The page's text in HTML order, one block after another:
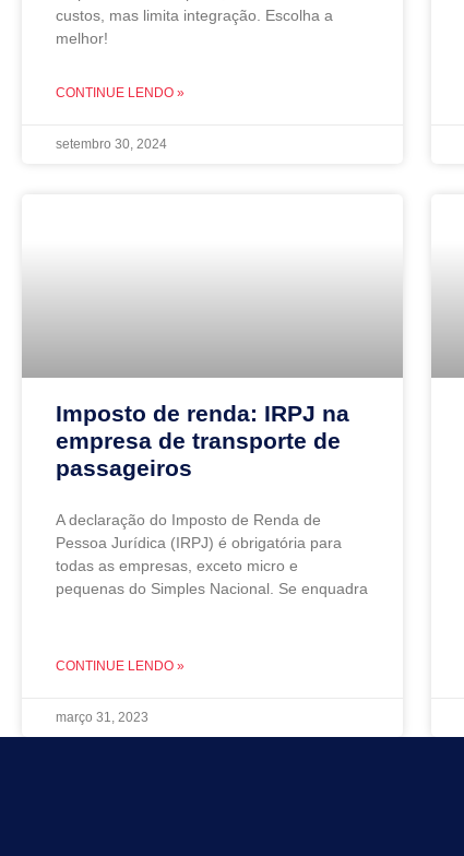
custos, mas limita integração. Escolha a
melhor!
CONTINUE LENDO »
setembro 30, 2024
Imposto de renda: IRPJ na
empresa de transporte de
passageiros
A declaração do Imposto de Renda de
Pessoa Jurídica (IRPJ) é obrigatória para
todas as empresas, exceto micro e
pequenas do Simples Nacional. Se enquadra
CONTINUE LENDO »
março 31, 2023